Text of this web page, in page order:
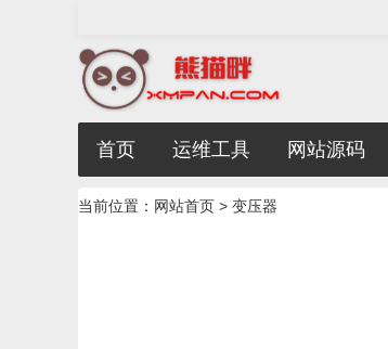
首页 运维工具 网站源码
当前位置： 网站首页 > 变压器